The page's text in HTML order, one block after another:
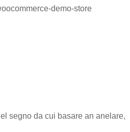
demo-store
segno da cui basare an anelare,